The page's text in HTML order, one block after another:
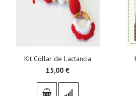
Kit Collar de Lactancia
15,00 €